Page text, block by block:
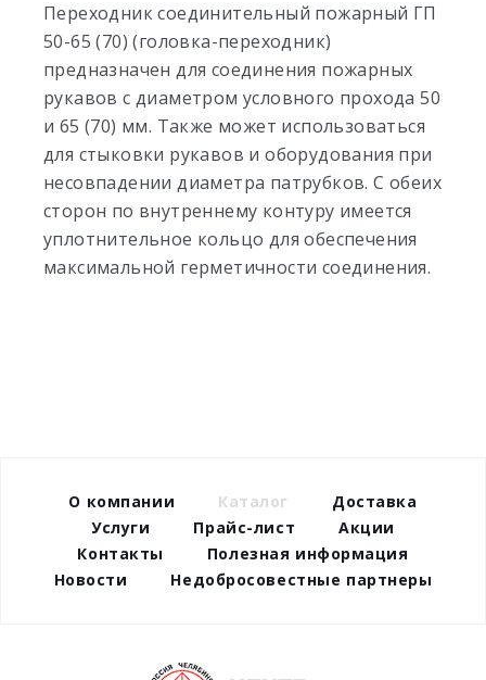
Переходник соединительный пожарный ГП
50-65 (70) (головка-переходник)
предназначен для соединения пожарных
рукавов с диаметром условного прохода 50
и 65 (70) мм. Также может использоваться
для стыковки рукавов и оборудования при
несовпадении диаметра патрубков. С обеих
сторон по внутреннему контуру имеется
уплотнительное кольцо для обеспечения
максимальной герметичности соединения.
О компании Каталог
Доставка
Услуги
Прайс-лист
Акции
Контакты
Полезная информация
Новости
Недобросовестные партнеры